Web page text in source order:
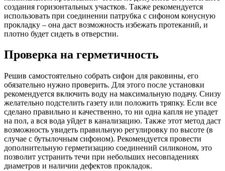
создания горизонтальных участков. Также рекомендуется
использовать при соединении патрубка с сифоном конусную
прокладку – она даст возможность избежать протеканий, и
плотно будет сидеть в отверстии.
Проверка на герметичность
Решив самостоятельно собрать сифон для раковины, его
обязательно нужно проверить. Для этого после установки
рекомендуется включить воду на максимальную подачу. Снизу
желательно подстелить газету или положить тряпку. Если все
сделано правильно и качественно, то ни одна капля не упадет
на пол, а вся вода уйдет в канализацию. Также этот метод даст
возможность увидеть правильную регулировку по высоте (в
случае с бутылочным сифоном). Рекомендуется провести
дополнительную герметизацию соединений силиконом, это
позволит устранить течи при небольших несовпадениях
диаметров и наличии дефектов прокладок.